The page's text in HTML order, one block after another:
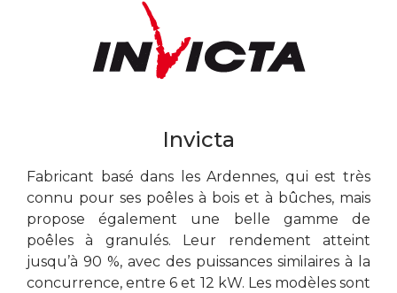
Invicta
Fabricant basé dans les Ardennes, qui est très
connu pour ses poêles à bois et à bûches, mais
propose également une belle gamme de
poêles à granulés. Leur rendement atteint
jusqu’à 90 %, avec des puissances similaires à la
concurrence, entre 6 et 12 kW. Les modèles sont